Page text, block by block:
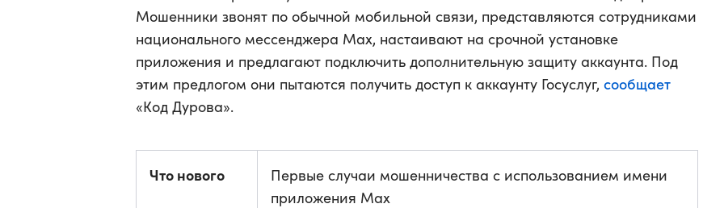
Мошенники звонят по обычной мобильной связи, представляются сотрудниками
национального мессенджера Max, настаивают на срочной установке
приложения и предлагают подключить дополнительную защиту аккаунта. Под
этим предлогом они пытаются получить доступ к аккаунту Госуслуг, сообщает
«Код Дурова».
Что нового
Первые случаи мошенничества с использованием имени
приложения Max